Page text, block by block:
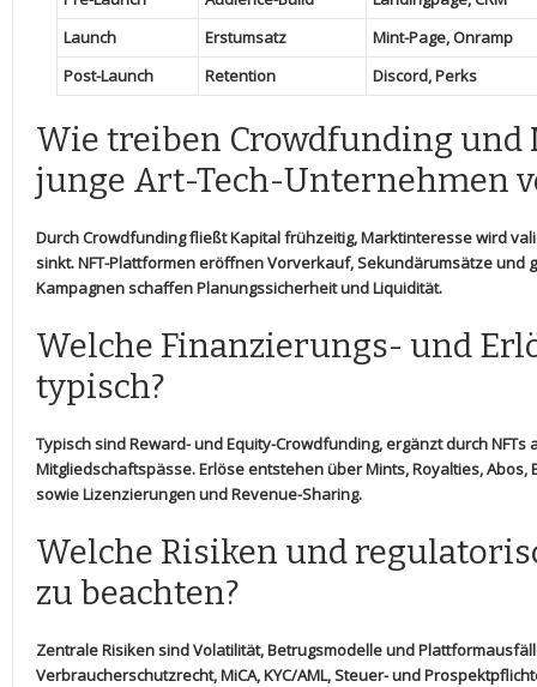
Launch
Erstumsatz
Mint-Page, Onramp
Post-Launch
Retention Discord, Perks
Wie treiben Crowdfunding ‍und
‌junge Art-Tech-Unternehmen
Durch Crowdfunding fließt Kapital ⁣frühzeitig, Marktinteresse wird
sinkt. NFT-Plattformen eröffnen⁣ Vorverkauf, ‌Sekundärumsätze und‌
Kampagnen schaffen Planungssicherheit und Liquidität.
Welche Finanzierungs- und
typisch?
Typisch sind⁢ Reward- und Equity-Crowdfunding, ergänzt durch NFTs
Mitgliedschaftspässe. Erlöse entstehen⁣ über Mints, Royalties, Abos,
sowie Lizenzierungen und ⁢Revenue-Sharing.
Welche ⁢Risiken und
zu beachten?
Zentrale‌ Risiken sind Volatilität,​ Betrugsmodelle und
Verbraucherschutzrecht, MiCA, KYC/AML, Steuer- und